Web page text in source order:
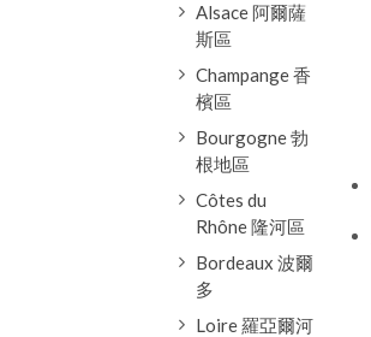
Alsace 阿爾薩
斯區
Champange 香
檳區
Bourgogne 勃
根地區
Côtes du
Rhône 隆河區
Bordeaux 波爾
多
Loire 羅亞爾河